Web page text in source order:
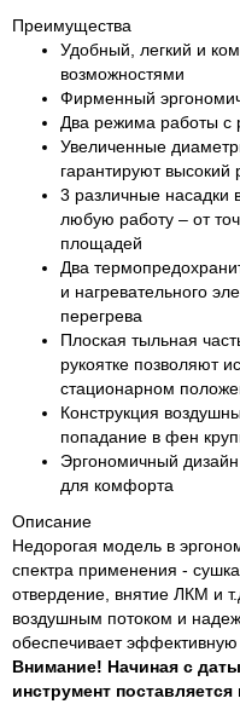
Преимущества
Удобный, легкий и
возможностями
Фирменный
Два режима работы с
Увеличенные
гарантируют высокий
3 различные насадки
любую работу – от
площадей
Два
и нагревательного
перегрева
Плоская тыльная
рукоятке позволяют
стационарном
Конструкция
попадание в фен
Эргономичный
для комфорта
Описание
Недорогая модель в
спектра применения -
отвердение, внятие ЛКМ и
воздушным потоком и
обеспечивает эффективную
Внимание! Начиная с
инструмент